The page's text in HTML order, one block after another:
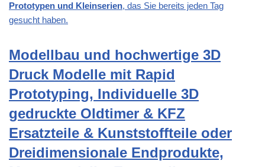
Prototypen und Kleinserien, das Sie bereits jeden Tag
gesucht haben.
Modellbau und hochwertige 3D
Druck Modelle mit Rapid
Prototyping, Individuelle 3D
gedruckte Oldtimer & KFZ
Ersatzteile & Kunststoffteile oder
Dreidimensionale Endprodukte,